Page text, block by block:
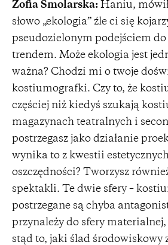
Zofia Smolarska: Haniu,
słowo „ekologia” źle ci się
pseudozielonym podejściem
trendem. Może ekologia jest
ważna? Chodzi mi o twoje
kostiumografki. Czy to, że
częściej niż kiedyś szukają
magazynach teatralnych i
postrzegasz jako działanie
wynika to z kwestii
oszczędności? Tworzysz
spektakli. Te dwie sfery –
postrzegane są chyba
przynależy do sfery
stąd to, jaki ślad środowiskowy